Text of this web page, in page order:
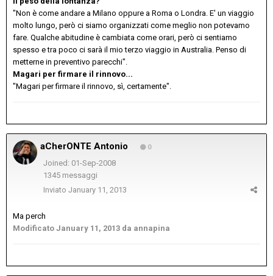
"Non è come andare a Milano oppure a Roma o Londra. E' un viaggio
molto lungo, però ci siamo organizzati come meglio non potevamo
fare. Qualche abitudine è cambiata come orari, però ci sentiamo
spesso e tra poco ci sarà il mio terzo viaggio in Australia. Penso di
metterne in preventivo parecchi".
Magari per firmare il rinnovo...
"Magari per firmare il rinnovo, sì, certamente".
aCherONTE Antonio 0
Joined: 01-Sep-2008
1345 messaggi
Inviato January 11, 2013
Ma perch
Modificato January 11, 2013 da annapina